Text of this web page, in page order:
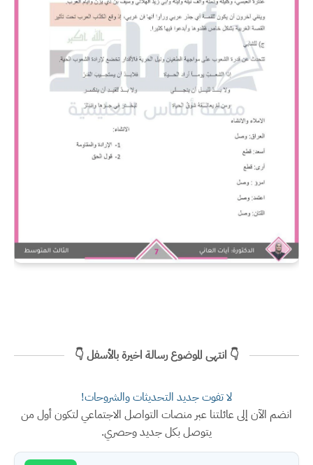
👇 انتهى الموضوع رسالة اخيرة بالأسفل 👇
لا تفوت جديد التحديثات والشروحات!
انضم الآن إلى عائلتنا عبر منصات التواصل الاجتماعي لتكون أول من
يتوصل بكل جديد وحصري.